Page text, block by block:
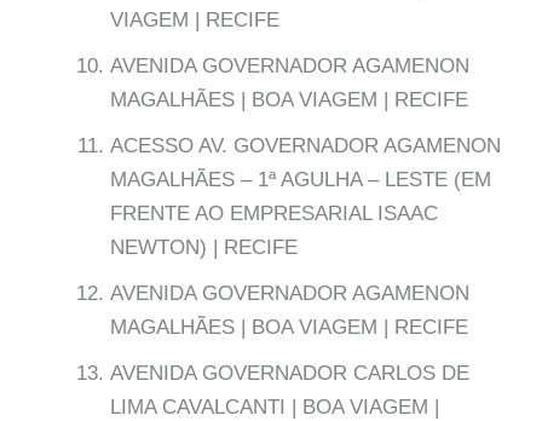
VIAGEM | RECIFE
AVENIDA GOVERNADOR AGAMENON
MAGALHÃES | BOA VIAGEM | RECIFE
ACESSO AV. GOVERNADOR AGAMENON
MAGALHÃES – 1ª AGULHA – LESTE (EM
FRENTE AO EMPRESARIAL ISAAC
NEWTON) | RECIFE
AVENIDA GOVERNADOR AGAMENON
MAGALHÃES | BOA VIAGEM | RECIFE
AVENIDA GOVERNADOR CARLOS DE
LIMA CAVALCANTI | BOA VIAGEM |